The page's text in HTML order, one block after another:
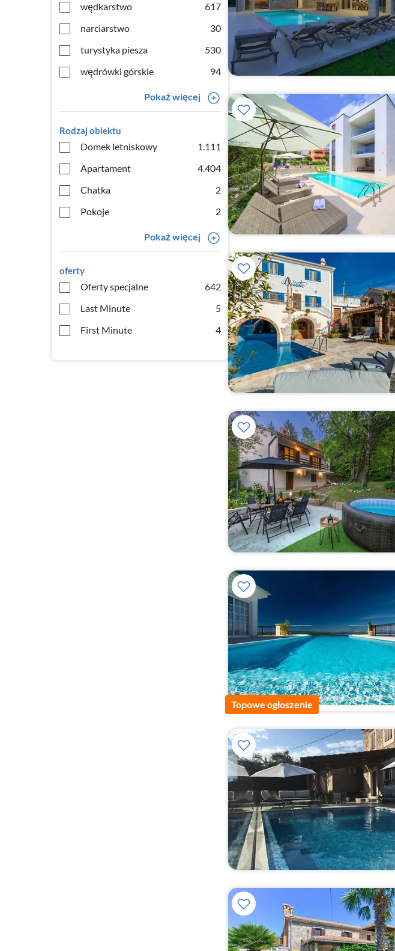
wędkarstwo
617
narciarstwo
30
turystyka piesza
530
wędrówki górskie
94
Pokaż więcej
Rodzaj obiektu
Domek letniskowy
1.111
Apartament
4.404
Chatka
2
Pokoje
2
Pokaż więcej
oferty
Oferty specjalne
642
Last Minute
5
First Minute
4
Topowe ogłoszenie